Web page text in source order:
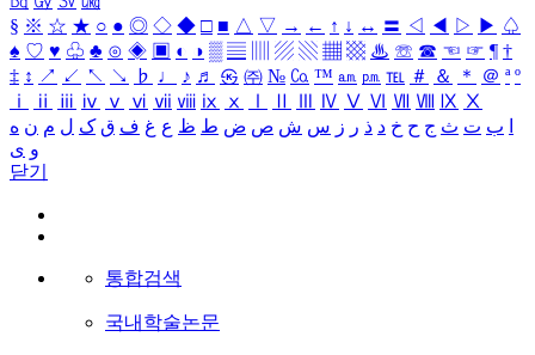
§ ※ ☆ ★ ○ ● ◎ ◇ ◆ □ ■ △ ▽ → ← ↑ ↓ ↔ 〓 ◁ ◀ ▷ ▶ ♤
♠ ♡ ♥ ♧ ♣ ⊙ ◈ ▣ ◐ ◑ ▒ ▤ ▨ ▧ ▦ ▩ ♨ ☏ ☎ ☜ ☞ ¶ †
‡ ↕ ↗ ↙ ↖ ↘ ♭ ♩ ♪ ♬ ㉿ ㈜ № ㏇ ™ ㏂ ㏘ ℡ ＃ ＆ ＊ ＠ ª º
ⅰ
ⅱ ⅲ ⅳ ⅴ ⅵ ⅶ ⅷ ⅸ ⅹ Ⅳ Ⅴ Ⅵ Ⅶ Ⅷ Ⅸ Ⅹ
ب ت ث ج ح خ د ذ ر ز س ش ص ض ط ظ ع غ ف ق ک ل م ن ه
و ی
닫기
통합검색
국내학술논문